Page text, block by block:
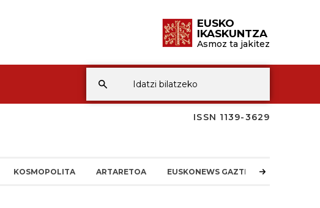
EUSKO
IKASKUNTZA
Asmoz ta jakitez
ISSN 1139-3629
KOSMOPOLITA ARTARETOA EUSKONEWS GAZTEA